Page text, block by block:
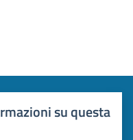
su questa